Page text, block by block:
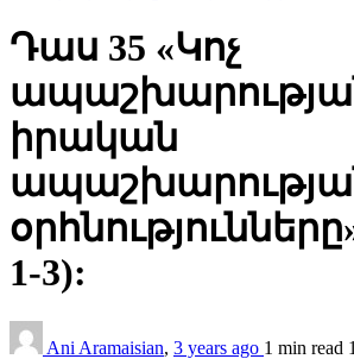
Դաս 35 «Կոչ
իրական
1-3):
Ani Aramaisian, 3 years ago 1 min read